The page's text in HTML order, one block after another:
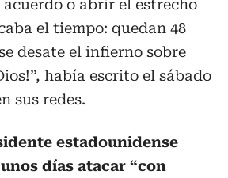
o abrir el estrecho
el tiempo: quedan 48
desate el infierno sobre
había escrito el sábado
sus redes.
estadounidense
días atacar “con